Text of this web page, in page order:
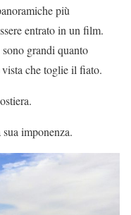
più
entrato in un film.
grandi quanto
che toglie il fiato.
imponenza.